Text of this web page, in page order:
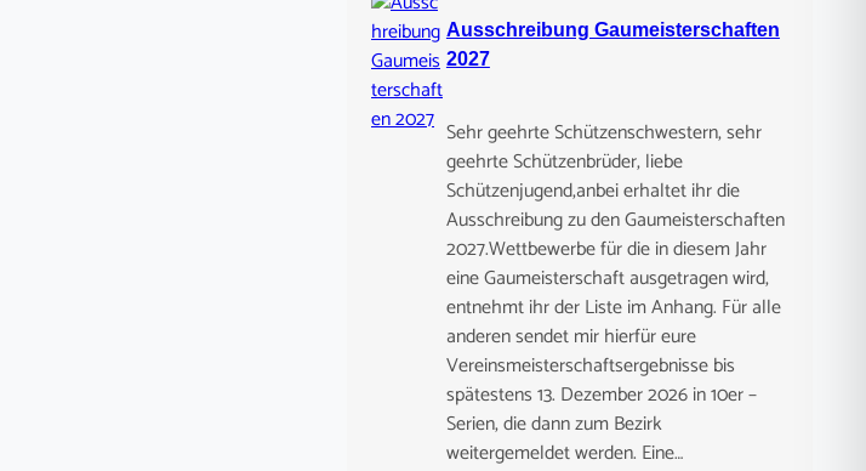
Ausschreibung Gaumeisterschaften
2027
Sehr geehrte Schützenschwestern, sehr
geehrte Schützenbrüder, liebe
Schützenjugend,anbei erhaltet ihr die
Ausschreibung zu den Gaumeisterschaften
2027.Wettbewerbe für die in diesem Jahr
eine Gaumeisterschaft ausgetragen wird,
entnehmt ihr der Liste im Anhang. Für alle
anderen sendet mir hierfür eure
Vereinsmeisterschaftsergebnisse bis
spätestens 13. Dezember 2026 in 10er –
Serien, die dann zum Bezirk
weitergemeldet werden. Eine…